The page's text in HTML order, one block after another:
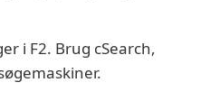
i F2. Brug cSearch,